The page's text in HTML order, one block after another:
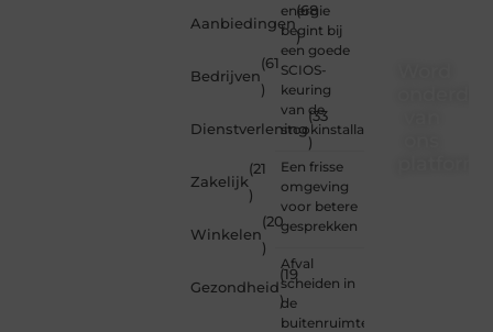
Aanbiedingen
(68
)
Bedrijven
(61
)
Dienstverlening
(33
)
Zakelijk
(21
)
Winkelen
(20
)
Gezondheid
(19
)
energie
begint bij
een goede
SCIOS-
keuring
van de
stookinstallatie
Een frisse
omgeving
voor betere
gesprekken
Afval
scheiden in
de
buitenruimte: